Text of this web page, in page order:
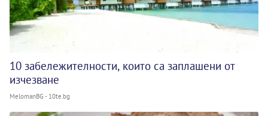
10 забележителности, които са заплашени от
изчезване
MelomanBG - 10te.bg